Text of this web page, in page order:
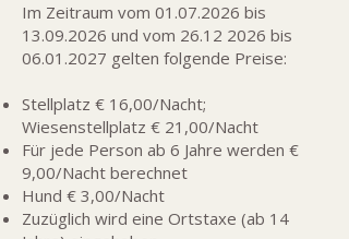
Im Zeitraum vom 01.07.2026 bis
13.09.2026 und vom 26.12 2026 bis
06.01.2027 gelten folgende Preise:
Stellplatz € 16,00/Nacht;
Wiesenstellplatz € 21,00/Nacht
Für jede Person ab 6 Jahre werden €
9,00/Nacht berechnet
Hund € 3,00/Nacht
Zuzüglich wird eine Ortstaxe (ab 14